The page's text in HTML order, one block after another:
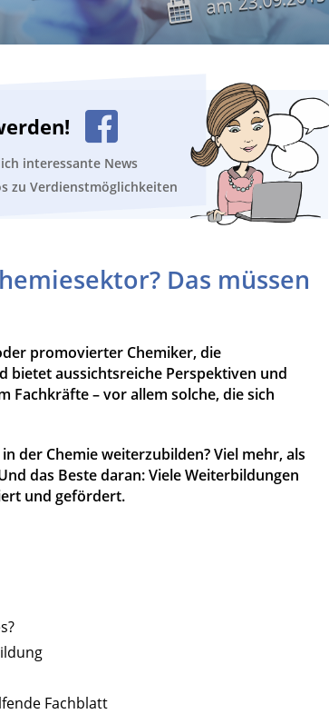
interessante News
zu Verdienstmöglichkeiten
Das müssen
promovierter Chemiker, die
bietet aussichtsreiche Perspektiven und
Fachkräfte – vor allem solche, die sich
der Chemie weiterzubilden? Viel mehr, als
das Beste daran: Viele Weiterbildungen
und gefördert.
Fachblatt